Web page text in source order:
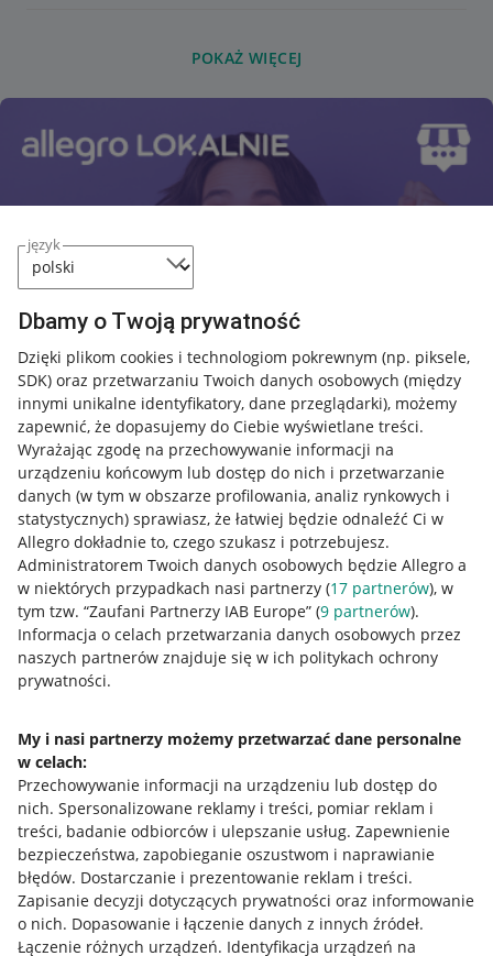
język
Dbamy o Twoją prywatność
Dzięki plikom cookies i technologiom pokrewnym (np. piksele,
SDK) oraz przetwarzaniu Twoich danych osobowych (między
innymi unikalne identyfikatory, dane przeglądarki), możemy
zapewnić, że dopasujemy do Ciebie wyświetlane treści.
Wyrażając zgodę na przechowywanie informacji na
urządzeniu końcowym lub dostęp do nich i przetwarzanie
danych (w tym w obszarze profilowania, analiz rynkowych i
statystycznych) sprawiasz, że łatwiej będzie odnaleźć Ci w
Allegro dokładnie to, czego szukasz i potrzebujesz.
Administratorem Twoich danych osobowych będzie Allegro a
w niektórych przypadkach nasi partnerzy (17 partnerów), w
tym tzw. “Zaufani Partnerzy IAB Europe” (9 partnerów).
Informacja o celach przetwarzania danych osobowych przez
naszych partnerów znajduje się w ich politykach ochrony
prywatności.
My i nasi partnerzy możemy przetwarzać dane personalne
w celach:
Przechowywanie informacji na urządzeniu lub dostęp do
nich. Spersonalizowane reklamy i treści, pomiar reklam i
treści, badanie odbiorców i ulepszanie usług. Zapewnienie
bezpieczeństwa, zapobieganie oszustwom i naprawianie
błędów. Dostarczanie i prezentowanie reklam i treści.
Zapisanie decyzji dotyczących prywatności oraz informowanie
o nich. Dopasowanie i łączenie danych z innych źródeł.
Łączenie różnych urządzeń. Identyfikacja urządzeń na
POKAŻ WIĘCEJ
Przydatne informacje
Jak to działa
Napisz do nas
Allegro Gadane dla sprzedających
Mapa miejscowości
Informacje prawne
Regulamin
Polityka plików "cookies"
Ustawienia plików "cookies"